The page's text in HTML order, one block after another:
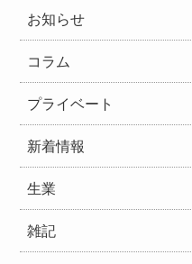
お知らせ
コラム
プライベート
新着情報
生業
雑記